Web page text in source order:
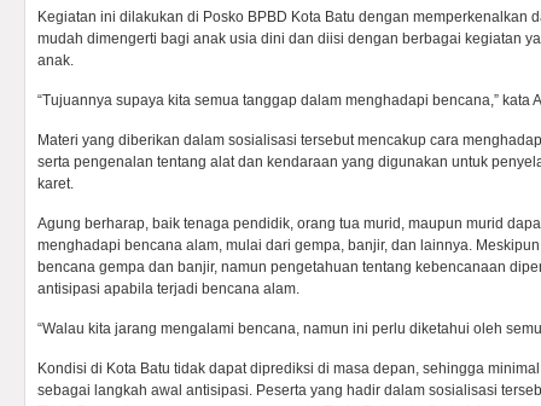
Kegiatan ini dilakukan di Posko BPBD Kota Batu dengan memperkenalkan
mudah dimengerti bagi anak usia dini dan diisi dengan berbagai kegiatan
anak.
“Tujuannya supaya kita semua tanggap dalam menghadapi bencana,” kata
Materi yang diberikan dalam sosialisasi tersebut mencakup cara
serta pengenalan tentang alat dan kendaraan yang digunakan untuk
karet.
Agung berharap, baik tenaga pendidik, orang tua murid, maupun murid
menghadapi bencana alam, mulai dari gempa, banjir, dan lainnya.
bencana gempa dan banjir, namun pengetahuan tentang kebencanaan
antisipasi apabila terjadi bencana alam.
“Walau kita jarang mengalami bencana, namun ini perlu diketahui oleh
Kondisi di Kota Batu tidak dapat diprediksi di masa depan, sehingga
sebagai langkah awal antisipasi. Peserta yang hadir dalam sosialisasi